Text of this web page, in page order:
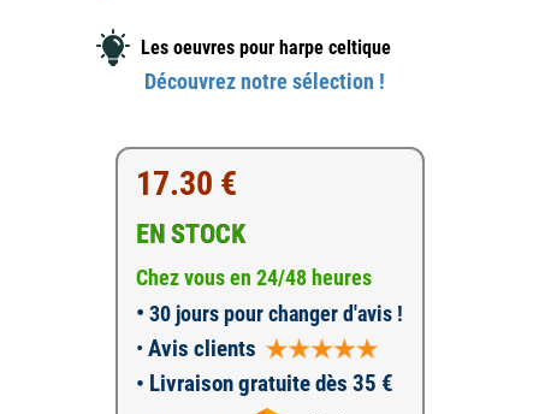
Les oeuvres pour harpe celtique
Découvrez notre sélection !
17.30 €
EN STOCK
Chez vous en 24/48 heures
• 30 jours pour changer d'avis !
• Avis clients
• Livraison gratuite dès 35 €